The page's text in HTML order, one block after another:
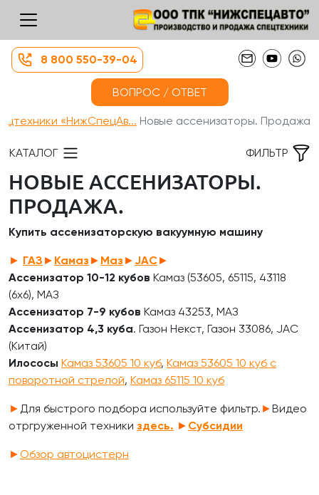
8 800 550-39-04
ВОПРОС / ОТВЕТ
«НижСпецАв... Новые ассенизаторы. Продажа.
КАТАЛОГ ФИЛЬТР
НОВЫЕ АССЕНИЗАТОРЫ.
ПРОДАЖА.
Купить ассенизаторскую вакуумную машину
► ГАЗ ► Камаз ► Маз ►JAC►
Ассенизатор 10-12 кубов Камаз (53605, 65115, 43118
(6х6), МАЗ
Ассенизатор 7-9 кубов Камаз 43253, МАЗ
Ассенизатор 4,3 куба. Газон Некст, Газон 33086, JAC
(Китай)
Илососы Камаз 53605 10 куб, Камаз 53605 10 куб с
поворотной стрелой, Камаз 65115 10 куб
►Для быстрого подбора используйте фильтр. ►Видео
отргруженной техники здесь. ► Субсидии
►Обзор автоцистерн